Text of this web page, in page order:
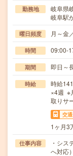
勤務地
岐阜県
岐阜駅
曜日頻度 月～金
時間 09:00-
期間 即日～
時給
時給
×4週 ※
取りサ
交
1ヶ月3
仕事内容
・シス
へ対応